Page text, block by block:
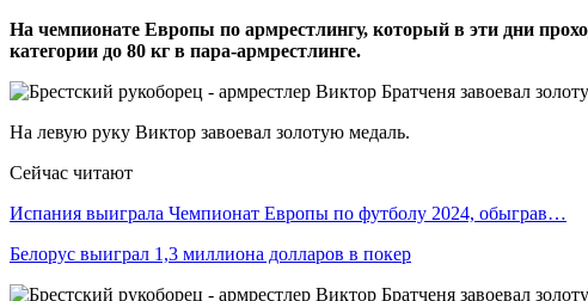
На чемпионате Европы по армрестлингу, который в эти дни
категории до 80 кг в пара-армрестлинге.
На левую руку Виктор завоевал золотую медаль.
Сейчас читают
Испания выиграла Чемпионат Европы по футболу 2024, обыграв…
Белорус выиграл 1,3 миллиона долларов в покер